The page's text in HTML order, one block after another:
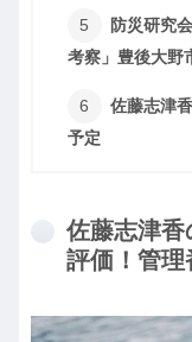
防災研究
考察」豊後大野
佐藤志津
予定
佐藤志津香
評価！管理